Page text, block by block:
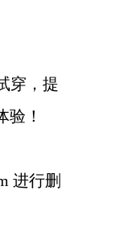
穿，提
！
进行删